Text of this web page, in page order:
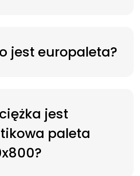
jest europaleta?
jest
paleta